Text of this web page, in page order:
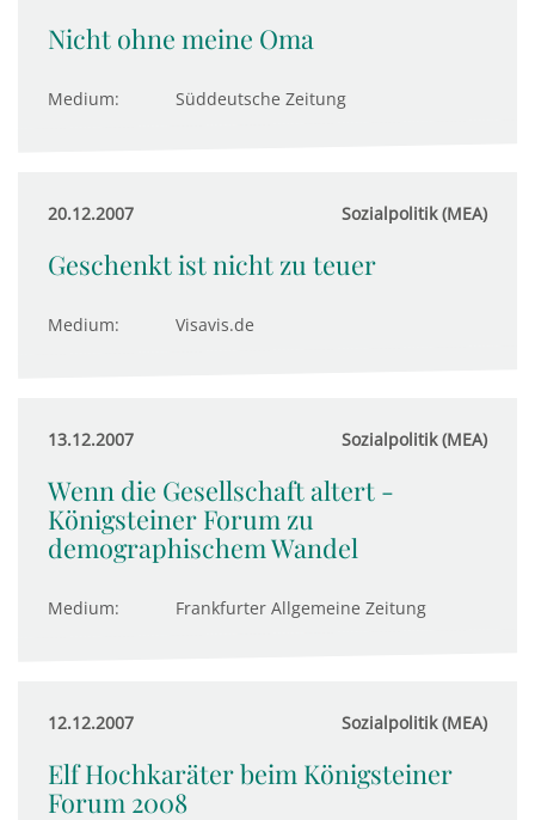
Nicht ohne meine Oma
Medium: Süddeutsche Zeitung
20.12.2007 Sozialpolitik (MEA)
Geschenkt ist nicht zu teuer
Medium: Visavis.de
13.12.2007 Sozialpolitik (MEA)
Wenn die Gesellschaft altert -
Königsteiner Forum zu
demographischem Wandel
Medium: Frankfurter Allgemeine Zeitung
12.12.2007 Sozialpolitik (MEA)
Elf Hochkaräter beim Königsteiner
Forum 2008